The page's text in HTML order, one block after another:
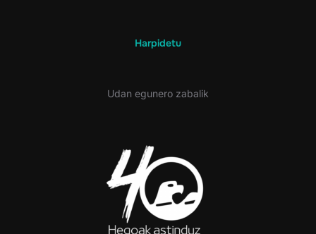
Harpidetu
Udan egunero zabalik